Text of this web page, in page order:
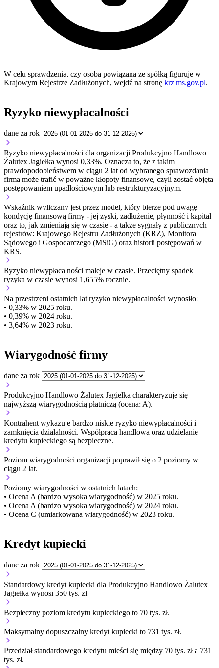
W celu sprawdzenia, czy osoba powiązana ze spółką figuruje w
Krajowym Rejestrze Zadłużonych, wejdź na stronę krz.ms.gov.pl.
Ryzyko niewypłacalności
dane za rok
Ryzyko niewypłacalności dla organizacji Produkcyjno Handlowo
Żalutex Jagiełka wynosi 0,33%. Oznacza to, że z takim
prawdopodobieństwem w ciągu 2 lat od wybranego sprawozdania
firma może trafić w poważne kłopoty finansowe, czyli zostać objęta
postępowaniem upadłościowym lub restrukturyzacyjnym.
Wskaźnik wyliczany jest przez model, który bierze pod uwagę
kondycję finansową firmy - jej zyski, zadłużenie, płynność i kapitał
oraz to, jak zmieniają się w czasie - a także sygnały z publicznych
rejestrów: Krajowego Rejestru Zadłużonych (KRZ), Monitora
Sądowego i Gospodarczego (MSiG) oraz historii postępowań w
KRS.
Ryzyko niewypłacalności maleje w czasie. Przeciętny spadek
ryzyka w czasie wynosi 1,655% rocznie.
Na przestrzeni ostatnich lat ryzyko niewypłacalności wynosiło:
• 0,33% w 2025 roku.
• 0,39% w 2024 roku.
• 3,64% w 2023 roku.
Wiarygodność firmy
dane za rok
Produkcyjno Handlowo Żalutex Jagiełka charakteryzuje się
najwyższą wiarygodnością płatniczą (ocena: A).
Kontrahent wykazuje bardzo niskie ryzyko niewypłacalności i
zamknięcia działalności. Współpraca handlowa oraz udzielanie
kredytu kupieckiego są bezpieczne.
Poziom wiarygodności organizacji poprawił się o 2 poziomy w
ciągu 2 lat.
Poziomy wiarygodności w ostatnich latach:
• Ocena A (bardzo wysoka wiarygodność) w 2025 roku.
• Ocena A (bardzo wysoka wiarygodność) w 2024 roku.
• Ocena C (umiarkowana wiarygodność) w 2023 roku.
Kredyt kupiecki
dane za rok
Standardowy kredyt kupiecki dla Produkcyjno Handlowo Żalutex
Jagiełka wynosi 350 tys. zł.
Bezpieczny poziom kredytu kupieckiego to 70 tys. zł.
Maksymalny dopuszczalny kredyt kupiecki to 731 tys. zł.
Przedział standardowego kredytu mieści się między 70 tys. zł a 731
tys. zł.